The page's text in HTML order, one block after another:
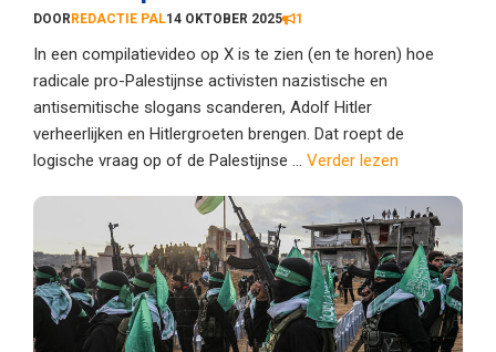
DOOR REDACTIE PAL14 OKTOBER 2025 1
In een compilatievideo op X is te zien (en te horen) hoe
radicale pro-Palestijnse activisten nazistische en
antisemitische slogans scanderen, Adolf Hitler
verheerlijken en Hitlergroeten brengen. Dat roept de
logische vraag op of de Palestijnse ... Verder lezen